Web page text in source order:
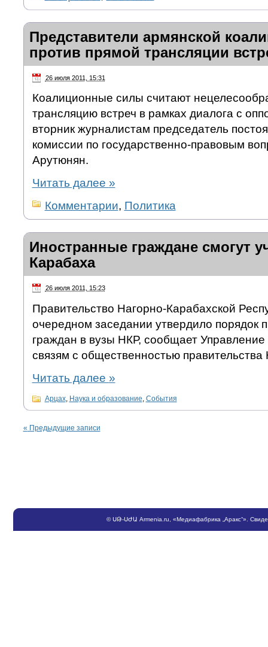
Представители армянской
против прямой трансляции
26 июля 2011, 15:31
Коалиционные силы считают
трансляцию встреч в рамках диалога с
вторник журналистам председатель
комиссии по государственно-правовым
Арутюнян.
Читать далее »
Комментарии, Политика
Иностранные граждане смогут
Карабаха
26 июля 2011, 15:23
Правительство Нагорно-Карабахской
очередном заседании утвердило порядок
граждан в вузы НКР, сообщает
связям с общественностью правительства
Читать далее »
Арцах, Наука и образование, События
« Предыдущие записи
©ՍԹ-ՍԺԱ Armenia.ru , «Медиафабрика „Аракс“».